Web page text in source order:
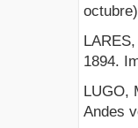
octubre)
1894.
LUGO,
Andes